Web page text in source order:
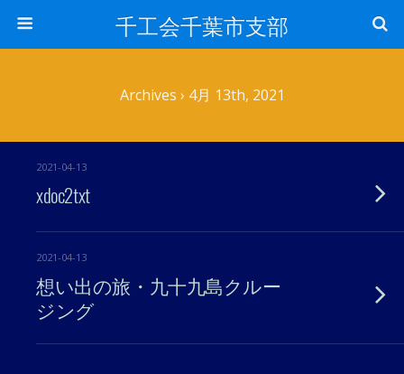
千工会千葉市支部
Archives › 4月 13th, 2021
2021-04-13
xdoc2txt
2021-04-13
想い出の旅・九十九島クルー
ジング